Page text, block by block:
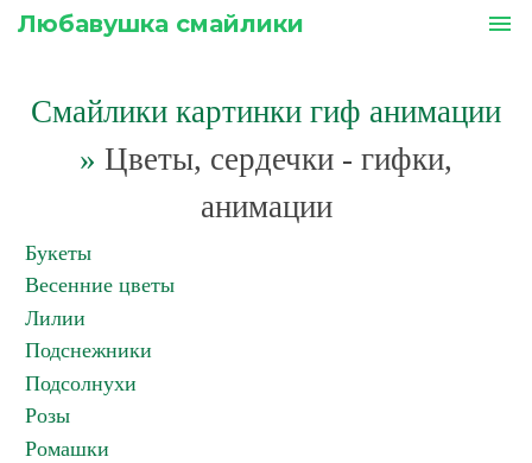
Любавушка смайлики menu
Смайлики картинки гиф анимации
» Цветы, сердечки - гифки,
анимации
Букеты
Весенние цветы
Лилии
Подснежники
Подсолнухи
Розы
Ромашки